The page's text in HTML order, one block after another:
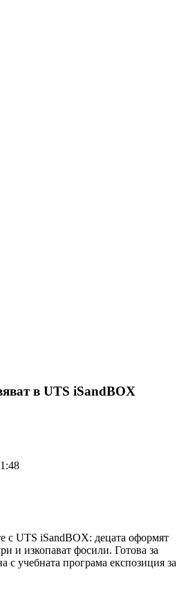
в UTS iSandBOX
с UTS iSandBOX: децата оформят
и изкопават фосили. Готова за
с учебната програма експозиция за